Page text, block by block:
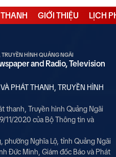
GIỚI THIỆU LỊCH
TRUYỀN HÌNH QUẢNG NGÃI
and Radio, Television
PHÁT THANH, TRUYỀN HÌNH
thanh, Truyền hình Quảng Ngãi
11/2020 của Bộ Thông tin và
phường Nghĩa Lộ, tỉnh Quảng Ngãi
Đức Minh, Giám đốc Báo và Phát